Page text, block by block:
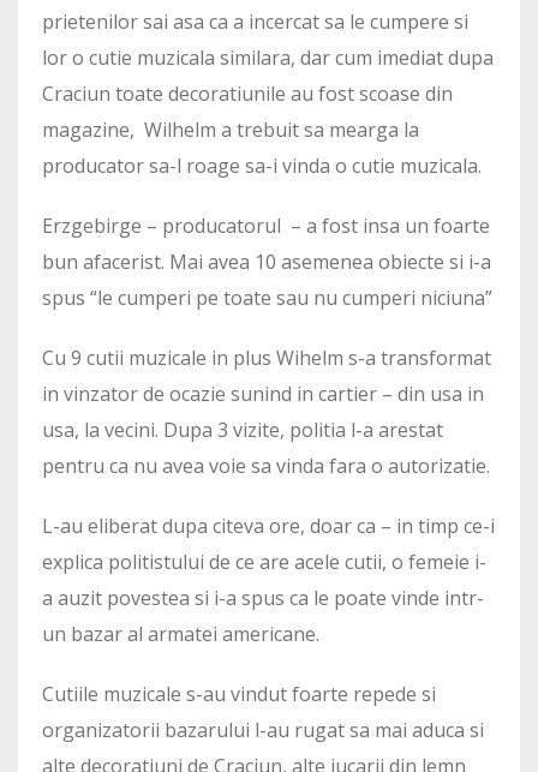
prietenilor sai asa ca a incercat sa le cumpere si
lor o cutie muzicala similara, dar cum imediat dupa
Craciun toate decoratiunile au fost scoase din
magazine, Wilhelm a trebuit sa mearga la
producator sa-l roage sa-i vinda o cutie muzicala.
Erzgebirge – producatorul – a fost insa un foarte
bun afacerist. Mai avea 10 asemenea obiecte si i-a
spus “le cumperi pe toate sau nu cumperi niciuna”
Cu 9 cutii muzicale in plus Wihelm s-a transformat
in vinzator de ocazie sunind in cartier – din usa in
usa, la vecini. Dupa 3 vizite, politia l-a arestat
pentru ca nu avea voie sa vinda fara o autorizatie.
L-au eliberat dupa citeva ore, doar ca – in timp ce-i
explica politistului de ce are acele cutii, o femeie i-
a auzit povestea si i-a spus ca le poate vinde intr-
un bazar al armatei americane.
Cutiile muzicale s-au vindut foarte repede si
organizatorii bazarului l-au rugat sa mai aduca si
alte decoratiuni de Craciun, alte jucarii din lemn